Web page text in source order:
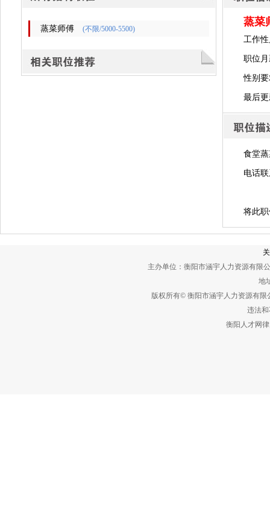
蒸菜师傅 (不限/5000-5500)
蒸菜
工作
职位月
性别
最后
食堂
电话
将此
主办单位：衡阳市涵宇人力资源有限
地
版权所有© 衡阳市涵宇人力资源有
违法和
衡阳人才网